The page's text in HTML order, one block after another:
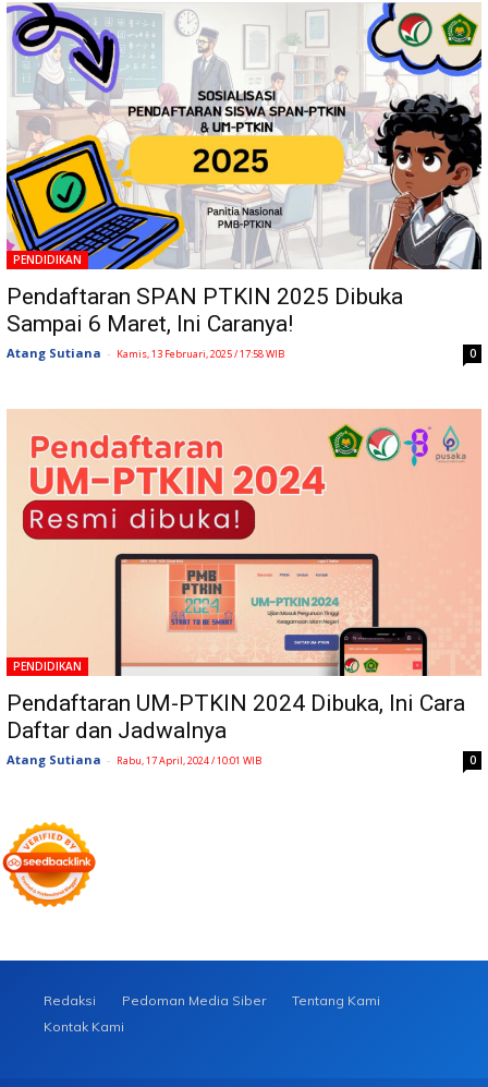
PENDIDIKAN
Pendaftaran SPAN PTKIN 2025 Dibuka
Sampai 6 Maret, Ini Caranya!
Atang Sutiana - Kamis, 13 Februari, 2025 / 17:58 WIB 0
PENDIDIKAN
Pendaftaran UM-PTKIN 2024 Dibuka, Ini Cara
Daftar dan Jadwalnya
Atang Sutiana - Rabu, 17 April, 2024 / 10:01 WIB 0
Redaksi Pedoman Media Siber
Tentang Kami
Kontak Kami